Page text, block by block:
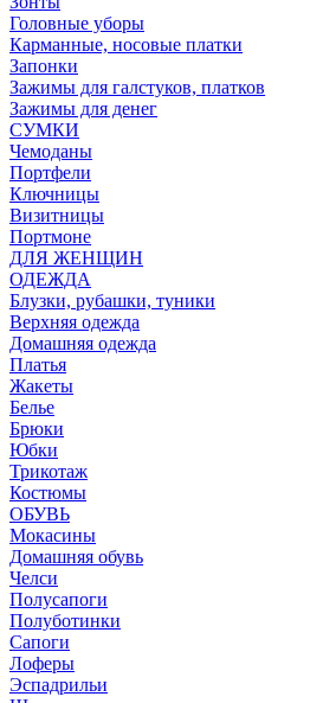
Головные уборы
Карманные, носовые платки
Запонки
Зажимы для галстуков, платков
Зажимы для денег
СУМКИ
Чемоданы
Портфели
Ключницы
Визитницы
Портмоне
ДЛЯ ЖЕНЩИН
ОДЕЖДА
Блузки, рубашки, туники
Верхняя одежда
Домашняя одежда
Платья
Жакеты
Белье
Брюки
Юбки
Трикотаж
Костюмы
ОБУВЬ
Мокасины
Домашняя обувь
Челси
Полусапоги
Полуботинки
Сапоги
Лоферы
Эспадрильи